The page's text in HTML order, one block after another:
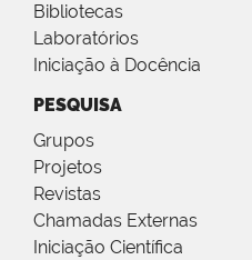
Bibliotecas
Laboratórios
Iniciação à Docência
PESQUISA
Grupos
Projetos
Revistas
Chamadas Externas
Iniciação Científica